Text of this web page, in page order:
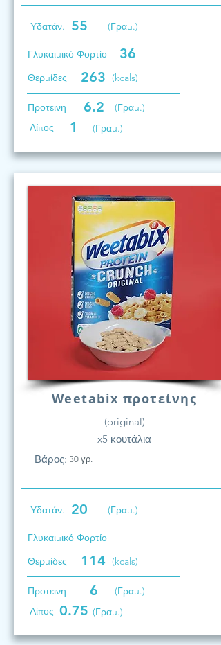
Υδατάν. 55 (Γραμ.)
Γλυκαιμικό Φορτίο 36
Θερμίδες 263 (kcals)
Προτεινη 6.2
(Γραμ.)
Λίπος
1 (Γραμ.)
Weetabix προτείνης
(original)
x5 κουτάλια
Βάρος: 30 γρ.
Υδατάν. 20 (Γραμ.)
Γλυκαιμικό Φορτίο
Θερμίδες
114 (kcals)
Προτεινη 6
(Γραμ.)
Λίπος 0.75 (Γραμ.)